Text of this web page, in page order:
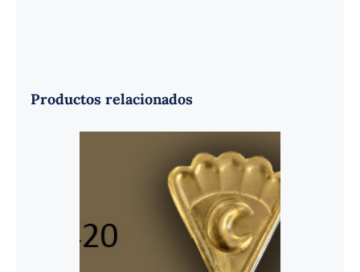
Productos relacionados